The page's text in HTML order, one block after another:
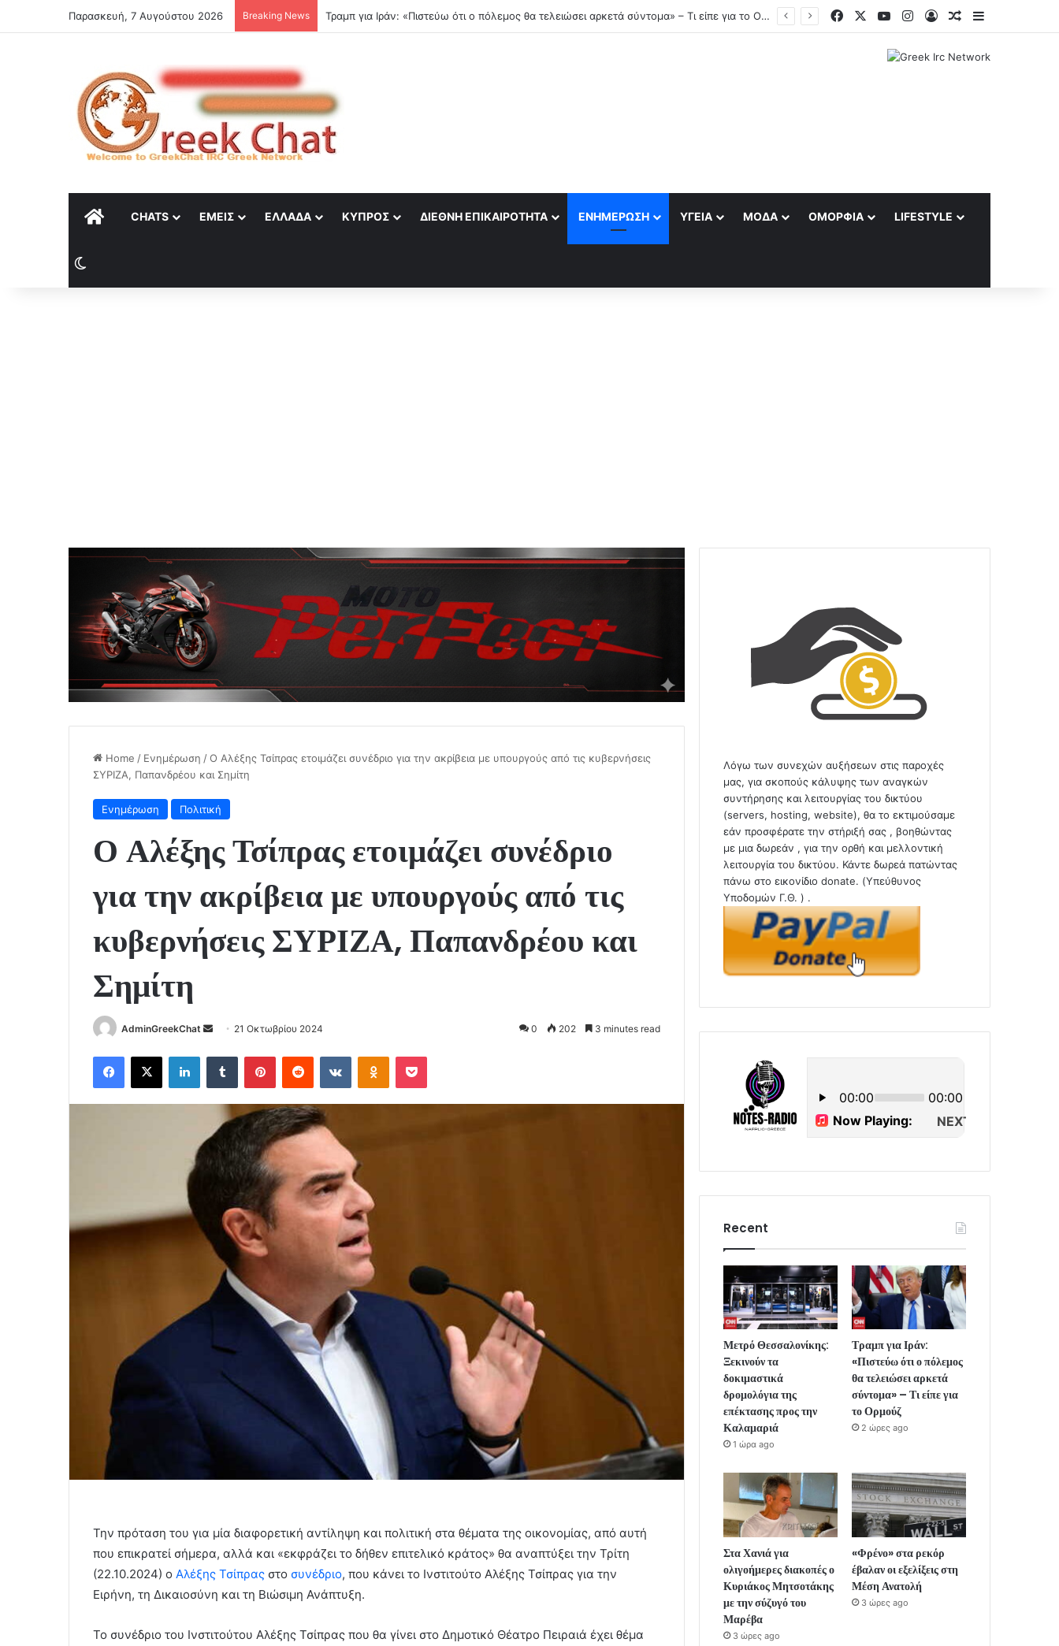
Παρασκευή, 7 Αυγούστου 2026 Breaking News Τραμπ για Ιράν: «Πιστεύω ότι ο πόλεμος θα τελειώσει αρκετά σύντομα» – Τι είπε για το Ορμούζ FacebookYouTubeInstagram
Log InRandom Article
Sidebar
ΑΡΧΙΚΉCHATS ΕΜΕΊΣ ΕΛΛΆΔΑ ΚΎΠΡΟΣ ΔΙΕΘΝΉ ΕΠΙΚΑΙΡΌΤΗΤΑ ΕΝΗΜΈΡΩΣΗ ΥΓΕΊΑ ΜΌΔΑ ΟΜΟΡΦΙΆ LIFESTYLE
Home / Ενημέρωση /Ο Αλέξης Τσίπρας ετοιμάζει συνέδριο για την ακρίβεια με υπουργούς από τις κυβερνήσεις
ΣΥΡΙΖΑ, Παπανδρέου και Σημίτη
Ενημέρωση Πολιτική
Ο Αλέξης Τσίπρας ετοιμάζει συνέδριο
για την ακρίβεια με υπουργούς από τις
κυβερνήσεις ΣΥΡΙΖΑ, Παπανδρέου και
Σημίτη
AdminGreekChat
Send
email
21 Οκτωβρίου 2024 0 202 3 minutes read
Facebook
X LinkedInTumblr PinterestReddit VKontakteOdnoklassniki
Pocket
Την πρόταση του για μία διαφορετική αντίληψη και πολιτική στα θέματα της οικονομίας, από αυτή
που επικρατεί σήμερα, αλλά και «εκφράζει το δήθεν επιτελικό κράτος» θα αναπτύξει την Τρίτη
(22.10.2024) ο Αλέξης Τσίπρας στο συνέδριο, που κάνει το Ινστιτούτο Αλέξης Τσίπρας για την
Ειρήνη, τη Δικαιοσύνη και τη Βιώσιμη Ανάπτυξη.
Το συνέδριο του Ινστιτούτου Αλέξης Τσίπρας που θα γίνει στο Δημοτικό Θέατρο Πειραιά έχει θέμα
Λόγω των συνεχών αυξήσεων στις παροχές
μας, για σκοπούς κάλυψης των αναγκών
συντήρησης και λειτουργίας του δικτύου
(servers, hosting, website), θα το εκτιμούσαμε
εάν προσφέρατε την στήριξή σας , βοηθώντας
με μια δωρεάν , για την ορθή και μελλοντική
λειτουργία του δικτύου. Κάντε δωρεά πατώντας
πάνω στο εικονίδιο donate. (Υπεύθυνος
Υποδομών Γ.Θ. ) .
Recent
Μετρό Θεσσαλονίκης:
Ξεκινούν τα
δοκιμαστικά
δρομολόγια της
επέκτασης προς την
Καλαμαριά
1 ώρα ago
Τραμπ για Ιράν:
«Πιστεύω ότι ο πόλεμος
θα τελειώσει αρκετά
σύντομα» – Τι είπε για
το Ορμούζ
2 ώρες ago
Στα Χανιά για
ολιγοήμερες διακοπές ο
Κυριάκος Μητσοτάκης
με την σύζυγό του
Μαρέβα
3 ώρες ago
«Φρένο» στα ρεκόρ
έβαλαν οι εξελίξεις στη
Μέση Ανατολή
3 ώρες ago